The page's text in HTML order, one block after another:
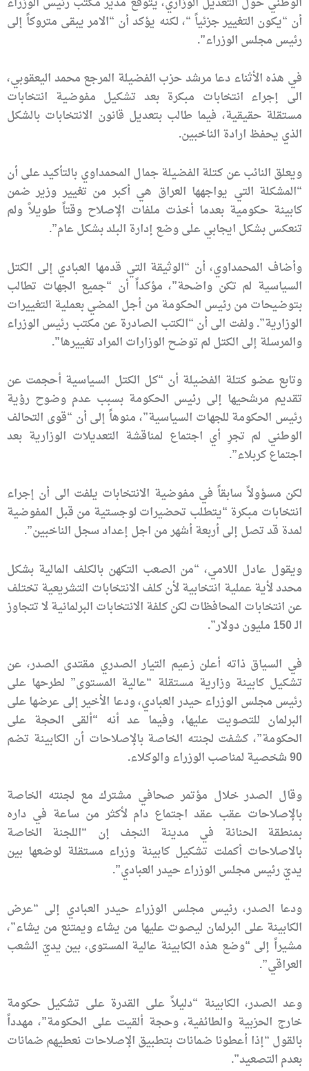
أن “يكون التغيير جزئياً “، لكنه يؤكد أن “الامر يبقى متروكاً إلى
رئيس مجلس الوزراء”.
في هذه الأثناء دعا مرشد حزب الفضيلة المرجع محمد اليعقوبي،
الى إجراء انتخابات مبكرة بعد تشكيل مفوضية انتخابات
مستقلة حقيقية، فيما طالب بتعديل قانون الانتخابات بالشكل
الذي يحفظ ارادة الناخبين.
ويعلق النائب عن كتلة الفضيلة جمال المحمداوي بالتأكيد على أن
“المشكلة التي يواجهها العراق هي أكبر من تغيير وزير ضمن
كابينة حكومية بعدما أخذت ملفات الإصلاح وقتاً طويلاً ولم
تنعكس بشكل ايجابي على وضع إدارة البلد بشكل عام”.
وأضاف المحمداوي، أن “الوثيقة التي قدمها العبادي إلى الكتل
السياسية لم تكن واضحة”، مؤكداً أن “جميع الجهات تطالب
بتوضيحات من رئيس الحكومة من أجل المضي بعملية التغييرات
الوزارية”. ولفت الى أن “الكتب الصادرة عن مكتب رئيس الوزراء
والمرسلة إلى الكتل لم توضح الوزارات المراد تغييرها”.
وتابع عضو كتلة الفضيلة أن “كل الكتل السياسية أحجمت عن
تقديم مرشحيها إلى رئيس الحكومة بسبب عدم وضوح رؤية
رئيس الحكومة للجهات السياسية”، منوهاً إلى أن “قوى التحالف
الوطني لم تجرِ أي اجتماع لمناقشة التعديلات الوزارية بعد
اجتماع كربلاء”.
لكن مسؤولاً سابقاً في مفوضية الانتخابات يلفت الى أن إجراء
انتخابات مبكرة “يتطلب تحضيرات لوجستية من قبل المفوضية
لمدة قد تصل إلى أربعة أشهر من اجل إعداد سجل الناخبين”.
ويقول عادل اللامي، “من الصعب التكهن بالكلف المالية بشكل
محدد لأية عملية انتخابية لأن كلف الانتخابات التشريعية تختلف
عن انتخابات المحافظات لكن كلفة الانتخابات البرلمانية لا تتجاوز
الـ 150 مليون دولار”.
في السياق ذاته أعلن زعيم التيار الصدري مقتدى الصدر، عن
تشكيل كابينة وزارية مستقلة “عالية المستوى” لطرحها على
رئيس مجلس الوزراء حيدر العبادي، ودعا الأخير إلى عرضها على
البرلمان للتصويت عليها، وفيما عد أنه “ألقى الحجة على
الحكومة”، كشفت لجنته الخاصة بالإصلاحات أن الكابينة تضم
90 شخصية لمناصب الوزراء والوكلاء.
وقال الصدر خلال مؤتمر صحافي مشترك مع لجنته الخاصة
بالإصلاحات عقب عقد اجتماع دام لأكثر من ساعة في داره
بمنطقة الحنانة في مدينة النجف إن “اللجنة الخاصة
بالاصلاحات أكملت تشكيل كابينة وزراء مستقلة لوضعها بين
يديّ رئيس مجلس الوزراء حيدر العبادي”.
ودعا الصدر، رئيس مجلس الوزراء حيدر العبادي إلى “عرض
الكابينة على البرلمان ليصوت عليها من يشاء ويمتنع من يشاء”،
مشيراً إلى “وضع هذه الكابينة عالية المستوى، بين يديّ الشعب
العراقي”.
وعد الصدر، الكابينة “دليلاً على القدرة على تشكيل حكومة
خارج الحزبية والطائفية، وحجة ألقيت على الحكومة”، مهدداً
بالقول “إذا أعطونا ضمانات بتطبيق الإصلاحات نعطيهم ضمانات
بعدم التصعيد”.